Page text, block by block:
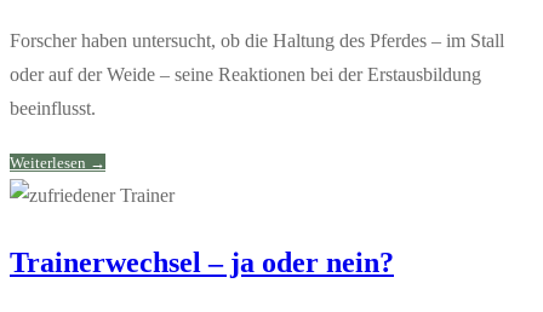
Forscher haben untersucht, ob die Haltung des Pferdes – im Stall
oder auf der Weide – seine Reaktionen bei der Erstausbildung
beeinflusst.
Weiterlesen →
Trainerwechsel – ja oder nein?